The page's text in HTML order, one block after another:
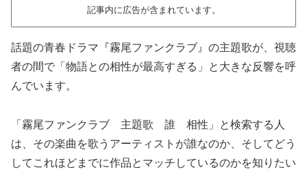
記事内に広告が含まれています。
話題の青春ドラマ『霧尾ファンクラブ』の主題歌が、視聴
者の間で「物語との相性が最高すぎる」と大きな反響を呼
んでいます。
「霧尾ファンクラブ 主題歌 誰 相性」と検索する人
は、その楽曲を歌うアーティストが誰なのか、そしてどう
してこれほどまでに作品とマッチしているのかを知りたい